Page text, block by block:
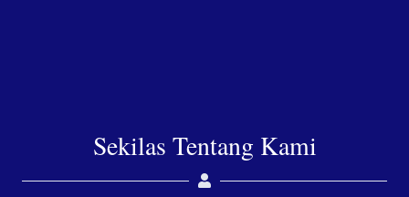
Sekilas Tentang Kami